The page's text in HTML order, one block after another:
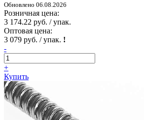
Обновлено 06.08.2026
Розничная цена:
3 174.22 руб. / упак.
Оптовая цена:
3 079 руб. / упак. !
-
+
Купить